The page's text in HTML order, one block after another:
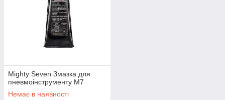
Mighty Seven Змазка для
пневмоінструменту М7
Немає в наявності